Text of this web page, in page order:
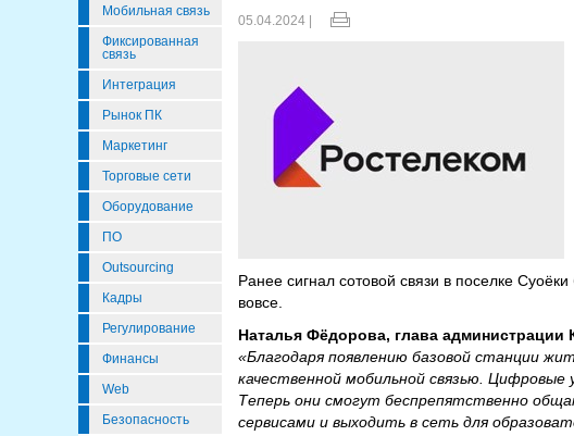
Мобильная связь
Фиксированная
связь
Интеграция
Рынок ПК
Маркетинг
Торговые сети
Оборудование
ПО
Outsourcing
Кадры
Регулирование
Финансы
Web
Безопасность
05.04.2024 |
Ранее сигнал сотовой связи в поселке
вовсе.
Наталья Фёдорова, глава администрации
«Благодаря появлению базовой станции
качественной мобильной связью.
Теперь они смогут беспрепятственно
сервисами и выходить в сеть для